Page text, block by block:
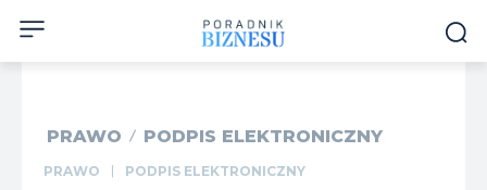
PRAWO PODPIS ELEKTRONICZNY
PRAWO PODPIS ELEKTRONICZNY